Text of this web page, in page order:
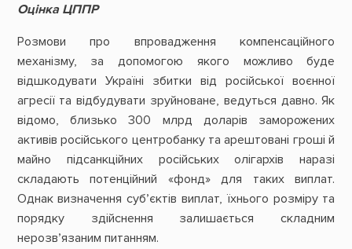
Оцінка ЦППР
Розмови про впровадження компенсаційного
механізму, за допомогою якого можливо буде
відшкодувати Україні збитки від російської воєнної
агресії та відбудувати зруйноване, ведуться давно. Як
відомо, близько 300 млрд доларів заморожених
активів російського центробанку та арештовані гроші й
майно підсанкційних російських олігархів наразі
складають потенційний «фонд» для таких виплат.
Однак визначення субʼєктів виплат, їхнього розміру та
порядку здійснення залишається складним
нерозвʼязаним питанням.